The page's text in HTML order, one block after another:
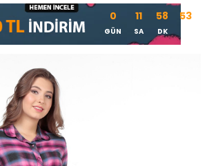
0
GÜN
11
SA
58
DK
53